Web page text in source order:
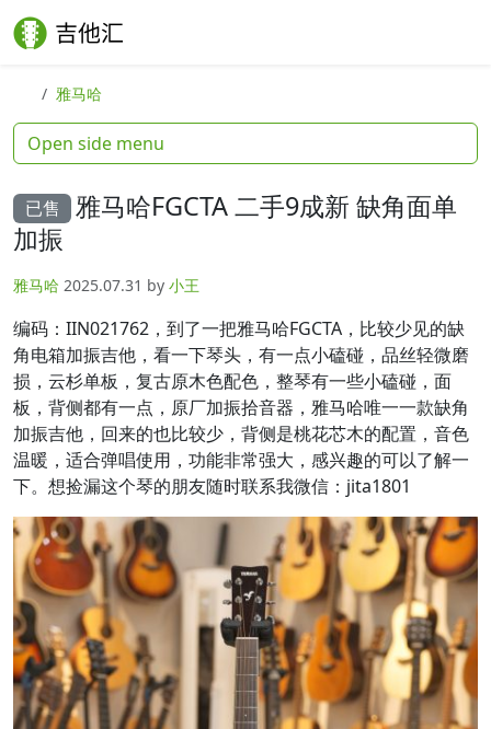
Skip to content
Skip to footer
雅马哈
已售
雅马哈FGCTA 二手9成新 缺角面单
加振
雅马哈 2025.07.31 by 小王
编码：IIN021762，到了一把雅马哈FGCTA，比较少见的缺
角电箱加振吉他，看一下琴头，有一点小磕碰，品丝轻微磨
损，云杉单板，复古原木色配色，整琴有一些小磕碰，面
板，背侧都有一点，原厂加振拾音器，雅马哈唯一一款缺角
加振吉他，回来的也比较少，背侧是桃花芯木的配置，音色
温暖，适合弹唱使用，功能非常强大，感兴趣的可以了解一
下。想捡漏这个琴的朋友随时联系我微信：jita1801
Open side menu